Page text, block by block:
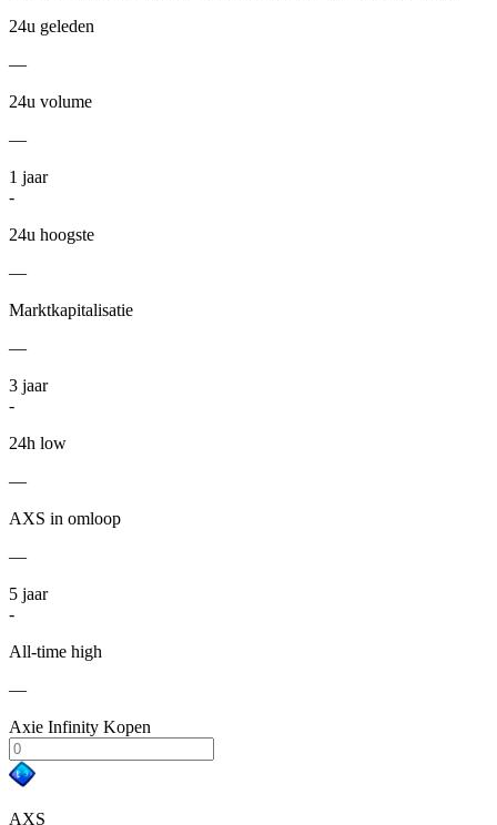
24u geleden
—
24u volume
—
1 jaar
-
24u hoogste
—
Marktkapitalisatie
—
3 jaar
-
24h low
—
AXS in omloop
—
5 jaar
-
All-time high
—
Axie Infinity Kopen
AXS